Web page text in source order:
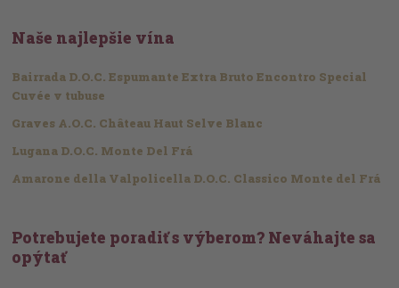
Naše najlepšie vína
Bairrada D.O.C. Espumante Extra Bruto Encontro Special
Cuvée v tubuse
Graves A.O.C. Château Haut Selve Blanc
Lugana D.O.C. Monte Del Frá
Amarone della Valpolicella D.O.C. Classico Monte del Frá
Potrebujete poradiť s výberom? Neváhajte sa
opýtať